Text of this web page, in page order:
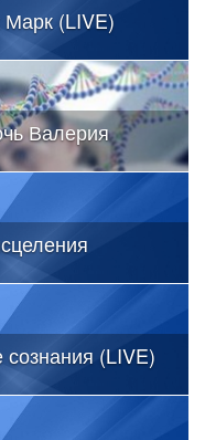
(LIVE)
Валерия
(LIVE)